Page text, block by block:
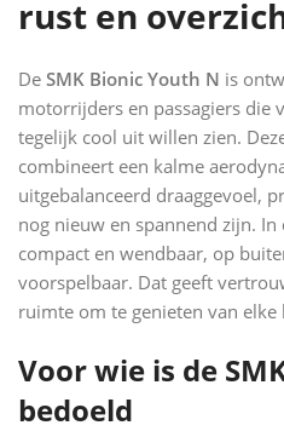
rust en
De SMK Bionic Youth N is
motorrijders en passagiers die
tegelijk cool uit willen zien.
combineert een kalme
uitgebalanceerd draaggevoel,
nog nieuw en spannend zijn.
compact en wendbaar, op
voorspelbaar. Dat geeft
ruimte om te genieten van elke
Voor wie is de
bedoeld